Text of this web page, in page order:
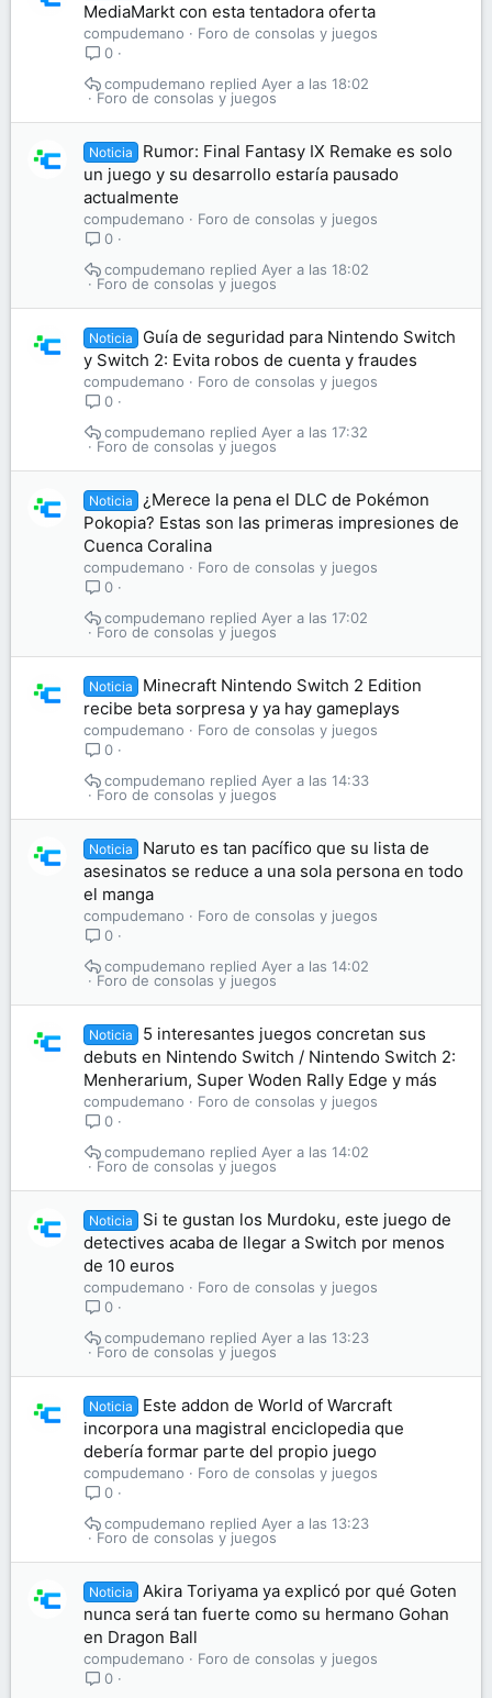
MediaMarkt con esta tentadora oferta
compudemano
Foro de consolas y juegos
0
Foro de consolas y juegos
Ayer a las 18:02
compudemano
Noticia
Rumor: Final Fantasy IX Remake es solo
un juego y su desarrollo estaría pausado
actualmente
compudemano
Foro de consolas y juegos
0
Foro de consolas y juegos
Ayer a las 18:02
compudemano
Noticia
Guía de seguridad para Nintendo Switch
y Switch 2: Evita robos de cuenta y fraudes
compudemano
Foro de consolas y juegos
0
Foro de consolas y juegos
Ayer a las 17:32
compudemano
Noticia
¿Merece la pena el DLC de Pokémon
Pokopia? Estas son las primeras impresiones de
Cuenca Coralina
compudemano
Foro de consolas y juegos
0
Foro de consolas y juegos
Ayer a las 17:02
compudemano
Noticia
Minecraft Nintendo Switch 2 Edition
recibe beta sorpresa y ya hay gameplays
compudemano
Foro de consolas y juegos
0
Foro de consolas y juegos
Ayer a las 14:33
compudemano
Noticia
Naruto es tan pacífico que su lista de
asesinatos se reduce a una sola persona en todo
el manga
compudemano
Foro de consolas y juegos
0
Foro de consolas y juegos
Ayer a las 14:02
compudemano
Noticia
5 interesantes juegos concretan sus
debuts en Nintendo Switch / Nintendo Switch 2:
Menherarium, Super Woden Rally Edge y más
compudemano
Foro de consolas y juegos
0
Foro de consolas y juegos
Ayer a las 14:02
compudemano
Noticia
Si te gustan los Murdoku, este juego de
detectives acaba de llegar a Switch por menos
de 10 euros
compudemano
Foro de consolas y juegos
0
Foro de consolas y juegos
Ayer a las 13:23
compudemano
Noticia
Este addon de World of Warcraft
incorpora una magistral enciclopedia que
debería formar parte del propio juego
compudemano
Foro de consolas y juegos
0
Foro de consolas y juegos
Ayer a las 13:23
compudemano
Noticia
Akira Toriyama ya explicó por qué Goten
nunca será tan fuerte como su hermano Gohan
en Dragon Ball
compudemano
Foro de consolas y juegos
0